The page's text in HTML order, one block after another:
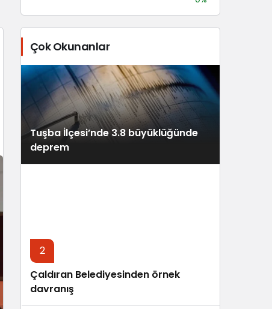
Çok Okunanlar
Tuşba İlçesi’nde 3.8 büyüklüğünde
deprem
2
Çaldıran Belediyesinden örnek
davranış